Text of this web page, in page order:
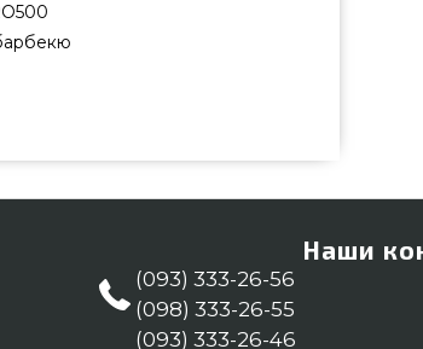
Взгляните и купите также
GrillPoint. Напишите прямо сейчас
Наши
(093) 333-26-56
(098) 333-26-55
(093) 333-26-46